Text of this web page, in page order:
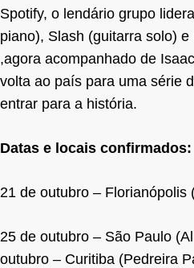
Spotify, o lendário grupo
piano), Slash (guitarra solo)
,agora acompanhado de
volta ao país para uma série
entrar para a história.
Datas e locais confirmados:
21 de outubro – Florianópolis
25 de outubro – São Paulo
outubro – Curitiba (Pedreira